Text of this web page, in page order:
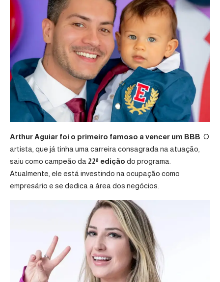
Arthur Aguiar foi o primeiro famoso a vencer um BBB . O
artista, que já tinha uma carreira consagrada na atuação,
saiu como campeão da 22ª edição do programa.
Atualmente, ele está investindo na ocupação como
empresário e se dedica a área dos negócios.